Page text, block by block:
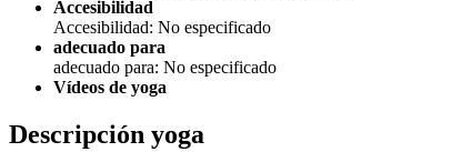
Accesibilidad
Accesibilidad: No especificado
adecuado para
adecuado para: No especificado
Vídeos de yoga
Descripción yoga